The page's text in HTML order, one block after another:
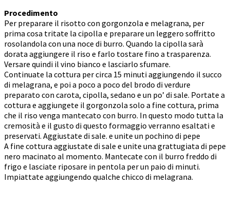
Procedimento
Per preparare il risotto con gorgonzola e melagrana, per
prima cosa tritate la cipolla e preparare un leggero soffritto
rosolandola con una noce di burro. Quando la cipolla sarà
dorata aggiungere il riso e farlo tostare fino a trasparenza.
Versare quindi il vino bianco e lasciarlo sfumare.
Continuate la cottura per circa 15 minuti aggiungendo il succo
di melagrana, e poi a poco a poco del brodo di verdure
preparato con carota, cipolla, sedano e un po’ di sale. Portate a
cottura e aggiungete il gorgonzola solo a fine cottura, prima
che il riso venga mantecato con burro. In questo modo tutta la
cremosità e il gusto di questo formaggio verranno esaltati e
preservati. Aggiustate di sale. e unite un pochino di pepe
A fine cottura aggiustate di sale e unite una grattugiata di pepe
nero macinato al momento. Mantecate con il burro freddo di
frigo e lasciate riposare in pentola per un paio di minuti.
Impiattate aggiungendo qualche chicco di melagrana.